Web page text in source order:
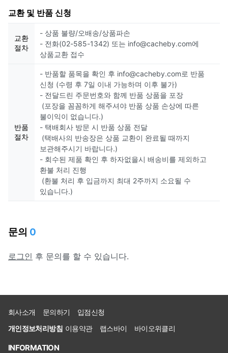
교환 및 반품 신청
교환
절차
- 상품 불량/오배송/상품파손
- 전화(02-585-1342) 또는 info@cacheby.com에
상품교환 접수
반품
절차
- 반품할 품목을 확인 후 info@cacheby.com로 반품
신청 (수령 후 7일 이내 가능하며 이후 불가)
- 전달드린 주문번호와 함께 반품 상품을 포장
(포장을 꼼꼼하게 해주셔야 반품 상품 손상에 따른
불이익이 없습니다.)
- 택배회사 방문 시 반품 상품 전달
(택배사의 반송장은 상품 교환이 완료될 때까지
보관해주시기 바랍니다.)
- 회수된 제품 확인 후 하자없을시 배송비를 제외하고
환불 처리 진행
(환불 처리 후 입금까지 최대 2주까지 소요될 수
있습니다.)
문의 0
로그인 후 문의를 할 수 있습니다.
회사소개 문의하기
입점신청
개인정보처리방침 이용약관 랩스바이 바이오위클리
INFORMATION